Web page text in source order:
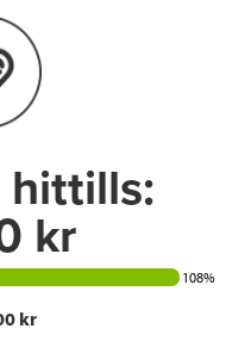
hittills:
kr
108%
kr